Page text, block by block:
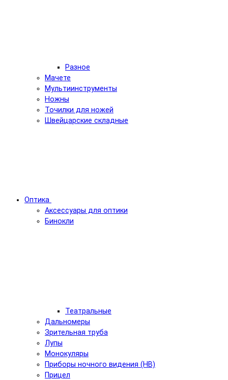
Разное
Мачете
Мультиинструменты
Ножны
Точилки для ножей
Швейцарские складные
Оптика
Аксессуары для оптики
Бинокли
Театральные
Дальномеры
Зрительная труба
Лупы
Монокуляры
Приборы ночного видения (НВ)
Прицел